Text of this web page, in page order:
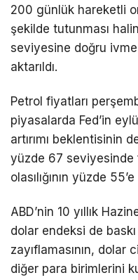
200 günlük hareketli
şekilde tutunması
seviyesine doğru
aktarıldı.
Petrol fiyatları
piyasalarda Fed’in
artırımı beklentisinin
yüzde 67 seviyesinde
olasılığının yüzde
ABD’nin 10 yıllık
dolar endeksi de baskı
zayıflamasının, dolar
diğer para birimlerini